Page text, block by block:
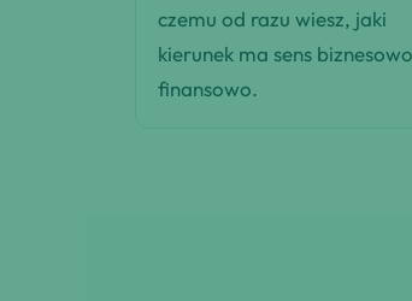
czemu od razu wiesz, jaki
kierunek ma sens
finansowo.